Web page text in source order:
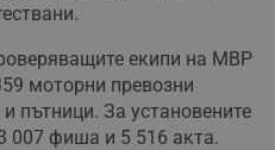
екипи на МВР
моторни превозни
пътници. За установените
007 фиша и 5 516 акта.